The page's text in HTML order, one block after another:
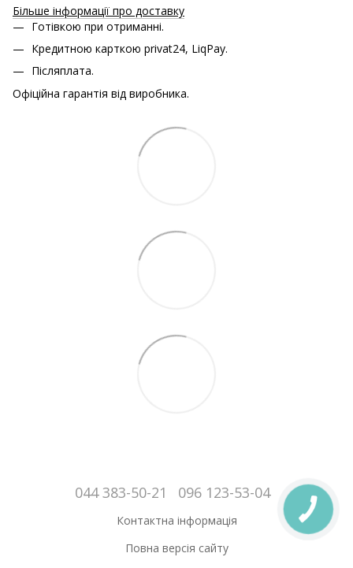
Більше інформації про доставку
Готівкою при отриманні.
Кредитною карткою privat24, LiqPay.
Післяплата.
Офіційна гарантія від виробника.
044 383-50-21 096 123-53-04
Контактна інформація
Повна версія сайту